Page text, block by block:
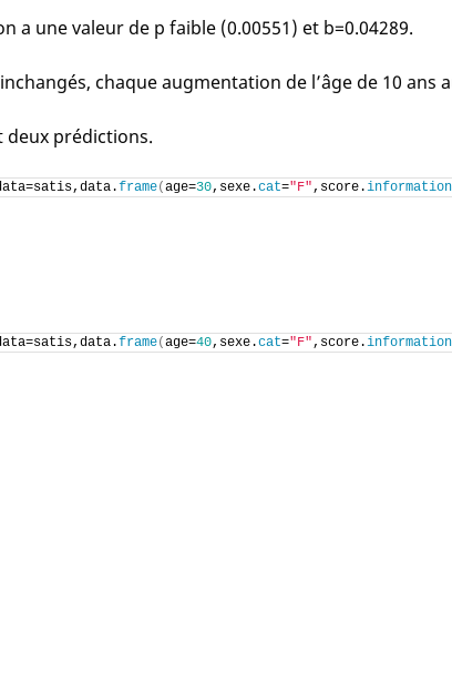
a une valeur de p faible (0.00551) et b=0.04289.
chaque augmentation de l’âge de 10 ans
deux prédictions.
frame(age=30,sexe.cat="F",score.information
frame(age=40,sexe.cat="F",score.information